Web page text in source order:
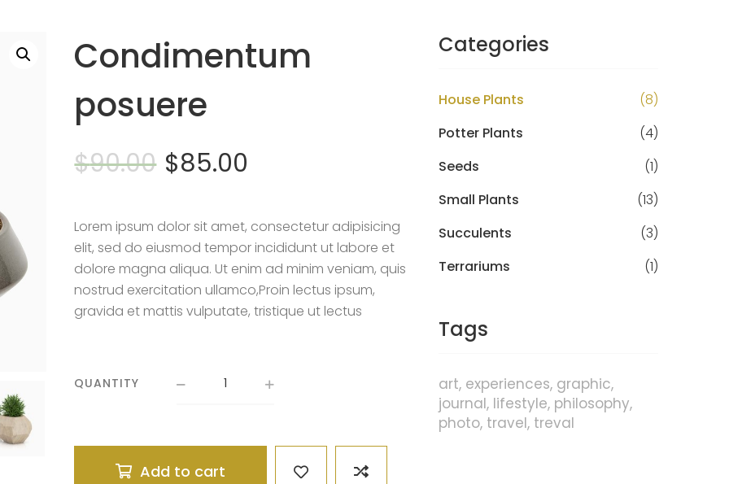
Condimentum
posuere
$90.00 $85.00
Lorem ipsum dolor sit amet, consectetur adipisicing
elit, sed do eiusmod tempor incididunt ut labore et
dolore magna aliqua. Ut enim ad minim veniam, quis
nostrud exercitation ullamco,Proin lectus ipsum,
gravida et mattis vulputate, tristique ut lectus
QUANTITY
Add to cart
Categories
House Plants
(8)
Potter Plants
(4)
Seeds
(1)
Small Plants
(13)
Succulents
(3)
Terrariums
(1)
Tags
art experiences graphic
journal lifestyle philosophy
photo travel treval